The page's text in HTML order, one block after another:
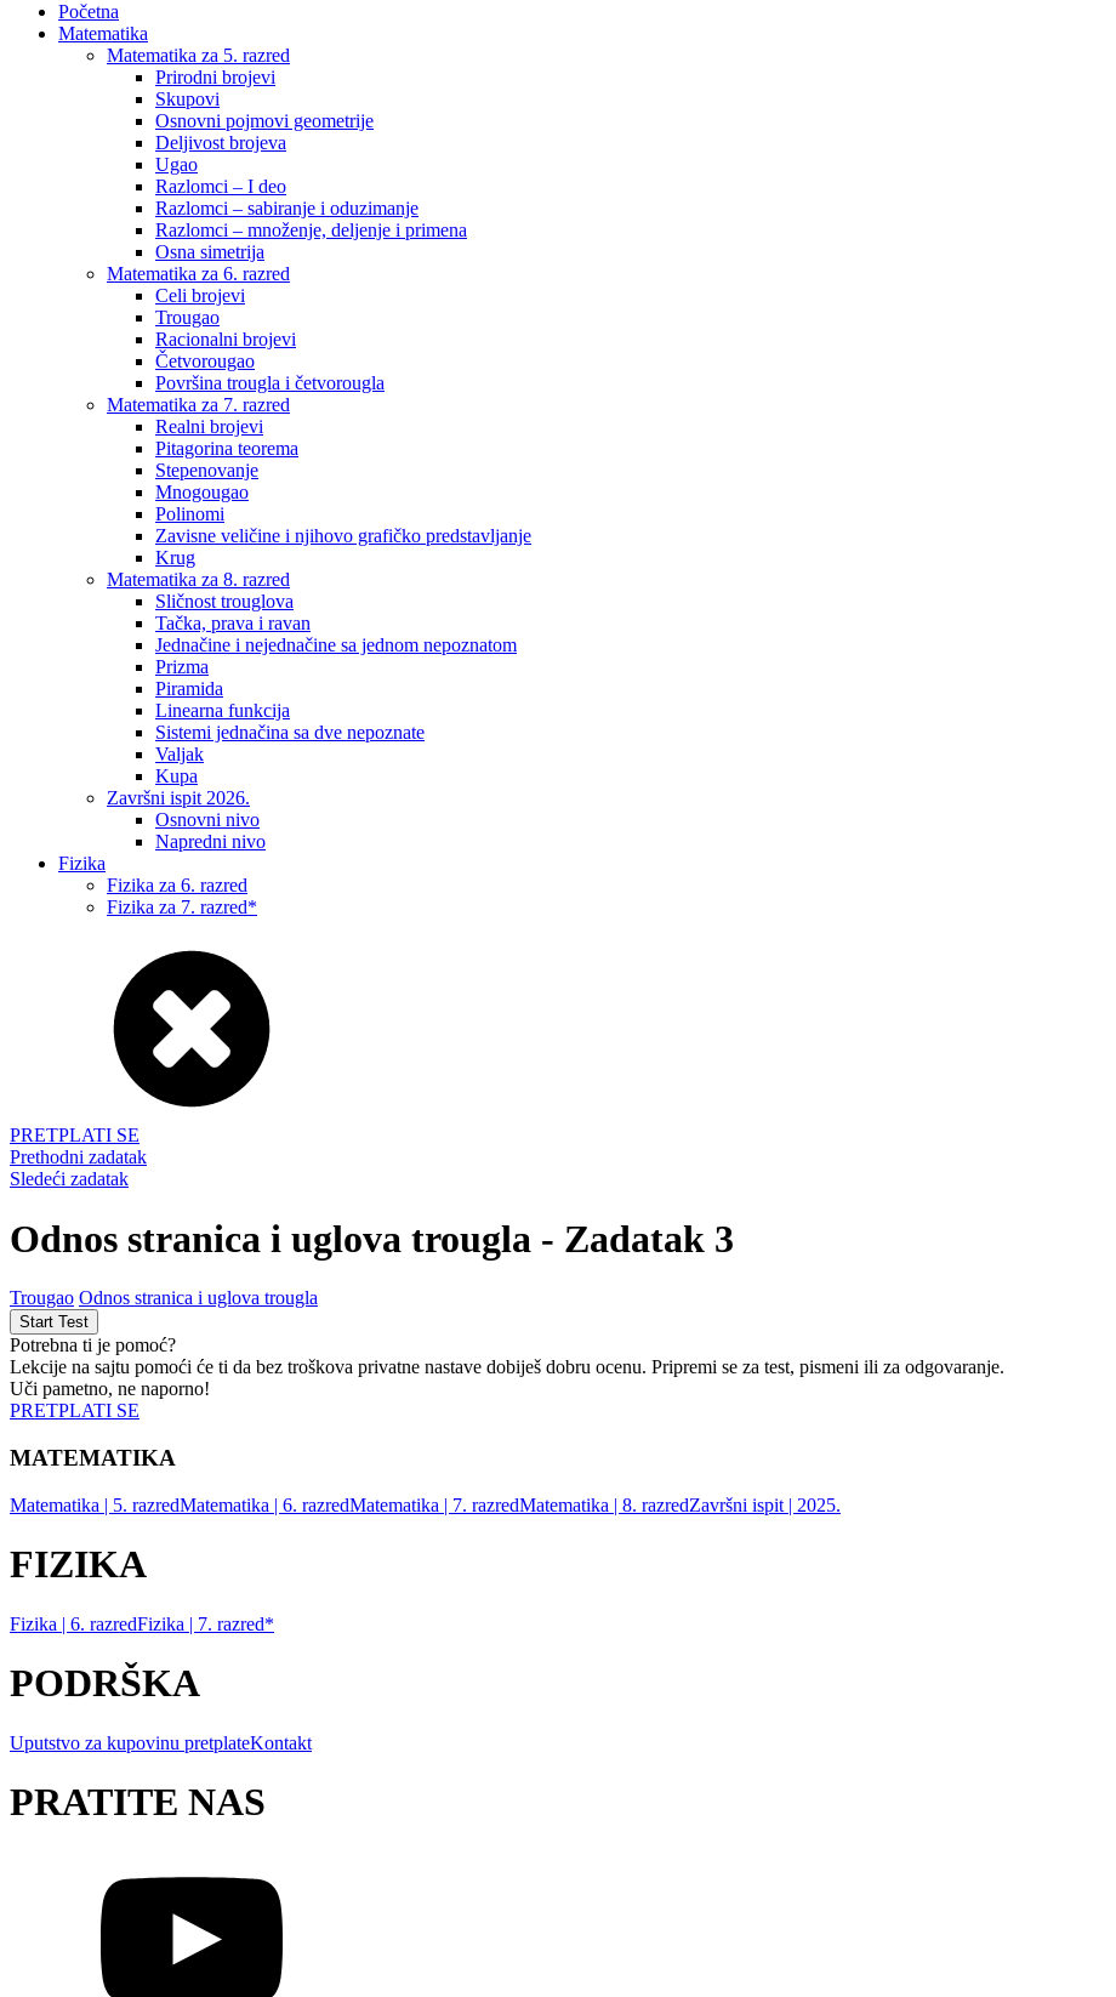
Početna
Matematika
Matematika za 5. razred
Prirodni brojevi
Skupovi
Osnovni pojmovi geometrije
Deljivost brojeva
Ugao
Razlomci – I deo
Razlomci – sabiranje i oduzimanje
Razlomci – množenje, deljenje i primena
Osna simetrija
Matematika za 6. razred
Celi brojevi
Trougao
Racionalni brojevi
Četvorougao
Površina trougla i četvorougla
Matematika za 7. razred
Realni brojevi
Pitagorina teorema
Stepenovanje
Mnogougao
Polinomi
Zavisne veličine i njihovo grafičko predstavljanje
Krug
Matematika za 8. razred
Sličnost trouglova
Tačka, prava i ravan
Jednačine i nejednačine sa jednom nepoznatom
Prizma
Piramida
Linearna funkcija
Sistemi jednačina sa dve nepoznate
Valjak
Kupa
Završni ispit 2026.
Osnovni nivo
Napredni nivo
Fizika
Fizika za 6. razred
Fizika za 7. razred*
PRETPLATI SE
Prethodni zadatak
Sledeći zadatak
Odnos stranica i uglova trougla - Zadatak 3
Trougao Odnos stranica i uglova trougla
Potrebna ti je pomoć?
Lekcije na sajtu pomoći će ti da bez troškova privatne nastave dobiješ dobru ocenu. Pripremi se za test, pismeni ili za odgovaranje.
Uči pametno, ne naporno!
PRETPLATI SE
MATEMATIKA
Matematika | 5. razredMatematika | 6. razredMatematika | 7. razredMatematika | 8. razredZavršni ispit | 2025.
FIZIKA
Fizika | 6. razredFizika | 7. razred*
PODRŠKA
Uputstvo za kupovinu pretplateKontakt
PRATITE NAS